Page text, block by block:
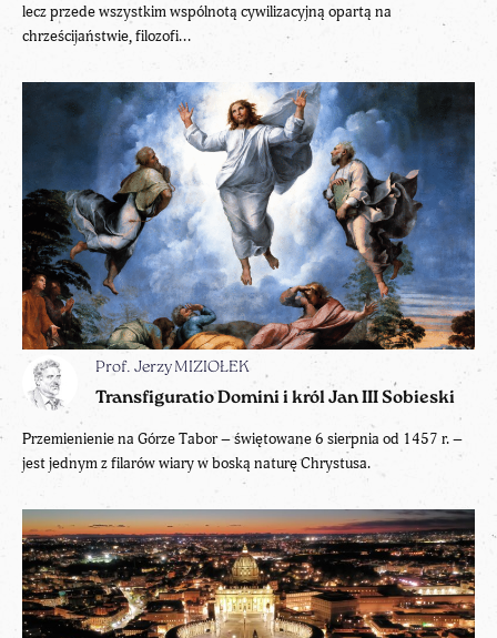
lecz przede wszystkim wspólnotą cywilizacyjną opartą na
chrześcijaństwie, filozofi...
Prof. Jerzy MIZIOŁEK
Transfiguratio Domini i król Jan III Sobieski
Przemienienie na Górze Tabor – świętowane 6 sierpnia od 1457 r. –
jest jednym z filarów wiary w boską naturę Chrystusa.